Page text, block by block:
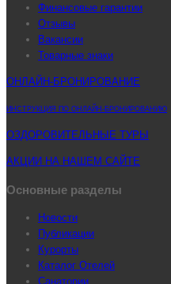
Финансовые гарантии
Отзывы
Вакансии
Товарные знаки
ОНЛАЙН-БРОНИРОВАНИЕ
ИНСТРУКЦИЯ ПО ОНЛАЙН-БРОНИРОВАНИЮ
ОЗДОРОВИТЕЛЬНЫЕ ТУРЫ
АКЦИИ НА НАШЕМ САЙТЕ
Основные разделы
Новости
Публикации
Курорты
Каталог Отелей
Санатории